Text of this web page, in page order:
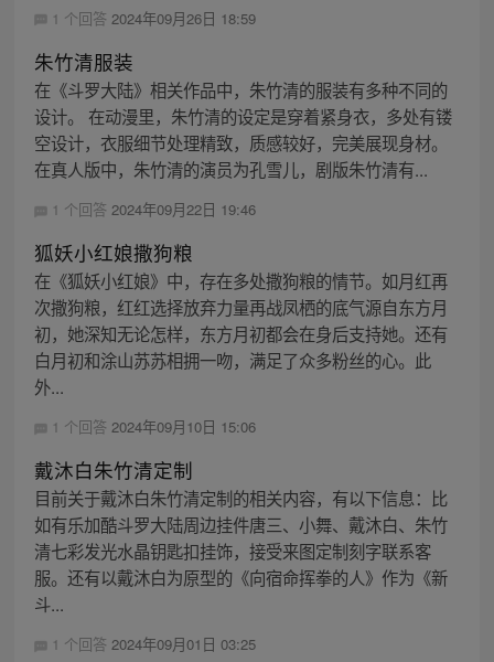
1 个回答 2024年09月26日 18:59
朱竹清服装
在《斗罗大陆》相关作品中，朱竹清的服装有多种不同的
设计。 在动漫里，朱竹清的设定是穿着紧身衣，多处有镂
空设计，衣服细节处理精致，质感较好，完美展现身材。
在真人版中，朱竹清的演员为孔雪儿，剧版朱竹清有...
1 个回答 2024年09月22日 19:46
狐妖小红娘撒狗粮
在《狐妖小红娘》中，存在多处撒狗粮的情节。如月红再
次撒狗粮，红红选择放弃力量再战凤栖的底气源自东方月
初，她深知无论怎样，东方月初都会在身后支持她。还有
白月初和涂山苏苏相拥一吻，满足了众多粉丝的心。此
外...
1 个回答 2024年09月10日 15:06
戴沐白朱竹清定制
目前关于戴沐白朱竹清定制的相关内容，有以下信息：比
如有乐加酷斗罗大陆周边挂件唐三、小舞、戴沐白、朱竹
清七彩发光水晶钥匙扣挂饰，接受来图定制刻字联系客
服。还有以戴沐白为原型的《向宿命挥拳的人》作为《新
斗...
1 个回答 2024年09月01日 03:25